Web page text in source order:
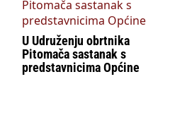
U Udruženju obrtnika
Pitomača sastanak s
predstavnicima Općine